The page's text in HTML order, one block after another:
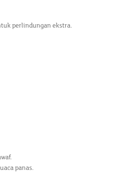
perlindungan ekstra.
panas.